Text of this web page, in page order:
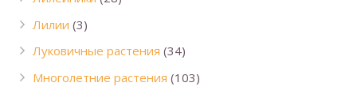
Лилии (3)
Луковичные растения (34)
Многолетние растения (103)